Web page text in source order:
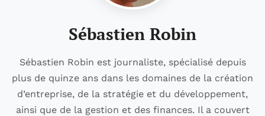
Sébastien Robin
Sébastien Robin est journaliste, spécialisé depuis
plus de quinze ans dans les domaines de la création
d’entreprise, de la stratégie et du développement,
ainsi que de la gestion et des finances. Il a couvert